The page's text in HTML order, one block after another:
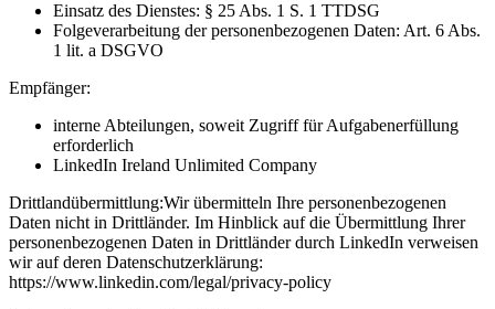
Einsatz des Dienstes: § 25 Abs. 1 S. 1 TTDSG
Folgeverarbeitung der personenbezogenen Daten: Art. 6 Abs.
1 lit. a DSGVO
Empfänger:
interne Abteilungen, soweit Zugriff für Aufgabenerfüllung
erforderlich
LinkedIn Ireland Unlimited Company
Drittlandübermittlung:Wir übermitteln Ihre personenbezogenen
Daten nicht in Drittländer. Im Hinblick auf die Übermittlung Ihrer
personenbezogenen Daten in Drittländer durch LinkedIn verweisen
wir auf deren Datenschutzerklärung:
https://www.linkedin.com/legal/privacy-policy